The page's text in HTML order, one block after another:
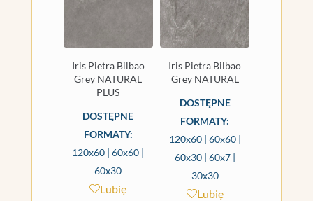
Iris Pietra Bilbao
Grey NATURAL
PLUS
DOSTĘPNE
FORMATY:
120x60 | 60x60 |
60x30
Lubię
Iris Pietra Bilbao
Grey NATURAL
DOSTĘPNE
FORMATY:
120x60 | 60x60 |
60x30 | 60x7 |
30x30
Lubię